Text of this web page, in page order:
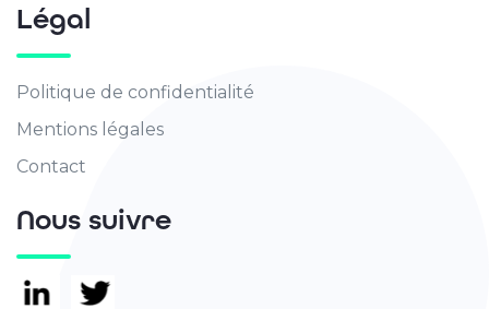
Légal
Politique de confidentialité
Mentions légales
Contact
Nous suivre